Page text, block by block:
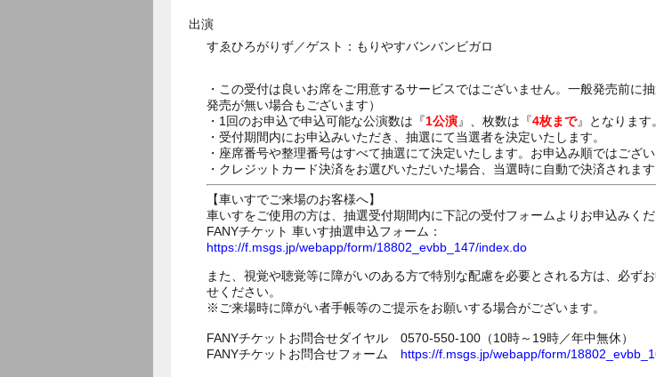
出演
すゑひろがりず／ゲスト：もりやすバンバンビガロ
・この受付は良いお席をご用意するサービスではございません。一般発売前に
発売が無い場合もございます）
・1回のお申込で申込可能な公演数は『1公演』、枚数は『4枚まで』となります
・受付期間内にお申込みいただき、抽選にて当選者を決定いたします。
・座席番号や整理番号はすべて抽選にて決定いたします。お申込み順ではござい
・クレジットカード決済をお選びいただいた場合、当選時に自動で決済されます
【車いすでご来場のお客様へ】
車いすをご使用の方は、抽選受付期間内に下記の受付フォームよりお申込みくだ
FANYチケット 車いす抽選申込フォーム：
https://f.msgs.jp/webapp/form/18802_evbb_147/index.do
また、視覚や聴覚等に障がいのある方で特別な配慮を必要とされる方は、必ず
せください。
※ご来場時に障がい者手帳等のご提示をお願いする場合がございます。
FANYチケットお問合せダイヤル 0570-550-100（10時～19時／年中無休）
FANYチケットお問合せフォーム https://f.msgs.jp/webapp/form/